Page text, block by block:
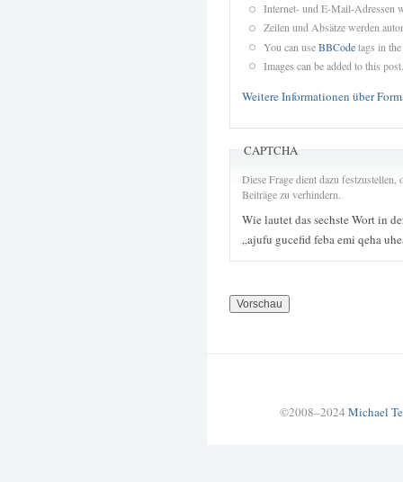
Internet- und E-Mail-Adressen
Zeilen und Absätze werden
You can useBBCodetags in
Images can be added to this post.
Weitere Informationen über
CAPTCHA
Diese Frage dient dazu
Beiträge zu verhindern.
Wie lautet das sechste Wort in
„ajufu gucefid feba emi qeha
©2008–2024 Michael